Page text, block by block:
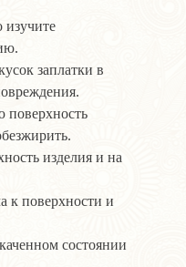
изучите
заплатки в
поверхность
изделия и на
к поверхности и
состоянии